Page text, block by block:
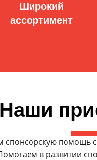
Широкий
ассортимент
Наши
спонсорскую помощь
в развитии